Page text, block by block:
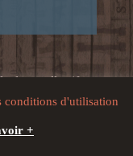
et collectifs, cours
crédits, confidentialité
conditions d'utilisation
+